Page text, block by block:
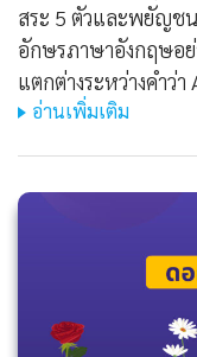
สระ 5 ตัวและพยัญชน
อักษรภาษาอังกฤษอย่
แตกต่างระหว่างคำว่
อ่านเพิ่มเติม